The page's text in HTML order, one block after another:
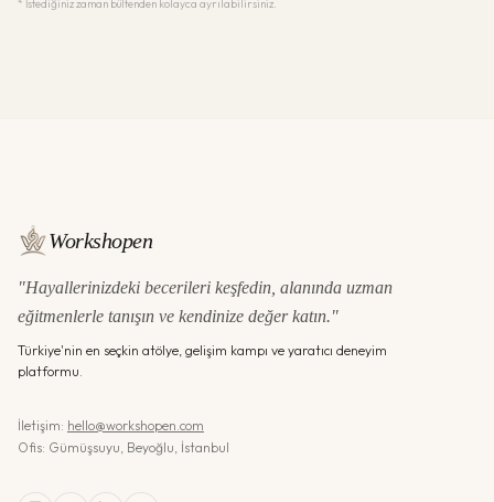
* İstediğiniz zaman bültenden kolayca ayrılabilirsiniz.
Workshopen
"Hayallerinizdeki becerileri keşfedin, alanında uzman
eğitmenlerle tanışın ve kendinize değer katın."
Türkiye'nin en seçkin atölye, gelişim kampı ve yaratıcı deneyim
platformu.
İletişim: hello@workshopen.com
Ofis: Gümüşsuyu, Beyoğlu, İstanbul